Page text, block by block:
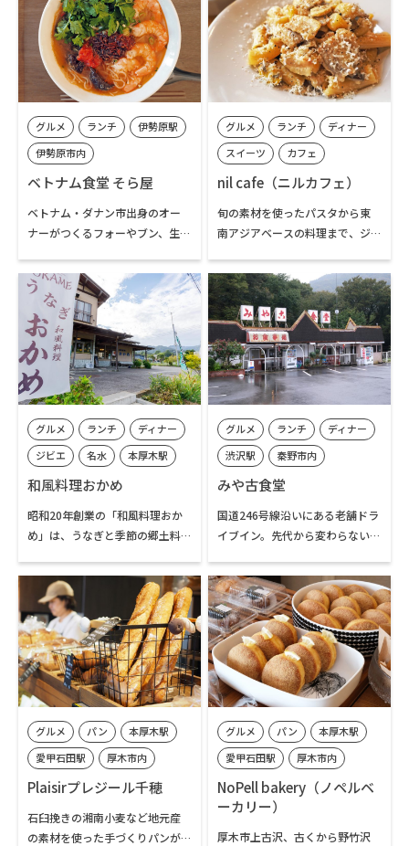
の経験も持つ店主が作るラーメ
ンは、鶏と魚介の旨味が凝縮さ
れた透明感あふれるスープが自
慢。塩と醤油で麺の種類を使い
分けるこだわりで、自家製ワン
なる」と評判の、心と体に染み
渡る一杯をぜひ体験してくださ
グルメ ランチ
伊勢原駅
伊勢原市内
ベトナム食堂 そら屋
ベトナム・ダナン市出身のオー
ナーがつくるフォーやブン、生春
の専門店です。ご自身のご祖母の
レシピで、自ら畑で育てたパク
チーやレモングラスなどの香草
を使い、本場の家庭料理の味わ
いを提供しています。コンデンス
ミルクと合わせる独特のベトナ
ムコーヒーも楽しむことができ
グルメ ランチ
ディナー
スイーツ
カフェ
本厚木駅
厚木市内
nil cafe（ニルカフェ）
旬の素材を使ったパスタから東
南アジアベースの料理まで、ジ
トが人気のカフェです。本厚木駅
南口から歩いて4分という立地
で、11時半から夜まで通し営業
のお店です。公園を借景にした雰
囲気の良い店内で寛ぎながら、
食事や喫茶を楽しむことができ
ます。季節のフルーツやチョコを
手づくりケーキもおすすめです。
グルメ ランチ
ディナー
ジビエ
名水
本厚木駅
伊勢原駅
厚木市内
七沢・広沢寺温泉エリア
和風料理おかめ
昭和20年創業の「和風料理おか
め」は、うなぎと季節の郷土料
に本厚木駅近くから自然豊かな
七沢に移転しました。地下100m
から汲み上げる丹沢山系の清ら
かな水を使い、厚木の旬の素材
にこだわっています。通年で味わ
える人気メニューのうなぎはも
ちろん、春の山菜、夏の鮎、秋
折々の味覚が揃うのも魅力。宴
会や法事など幅広いシーンで親
処です。
グルメ ランチ
ディナー
渋沢駅
秦野市内
みや古食堂
国道246号線沿いにある老舗ドラ
イブイン。先代から変わらない味
をはじめ、各種定食や丼もの、
麺類など沢山のメニューが揃う
食堂です。家庭的な味付けとたっ
ぷりのボリュームが支持されて
います。店舗裏には鮎も泳ぐ四十
八瀬川が流れ、川と並走するよ
うに小田急線も走っています。
グルメ パン
本厚木駅
愛甲石田駅
厚木市内
Plaisirプレジール千穂
石臼挽きの湘南小麦など地元産
の素材を使った手づくりパンが
グルメ パン
本厚木駅
愛甲石田駅
厚木市内
NoPell bakery（ノペルベ
ーカリー）
厚木市上古沢、古くから野竹沢